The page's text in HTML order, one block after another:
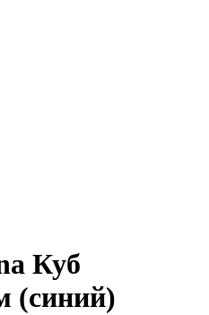
Куб
(синий)